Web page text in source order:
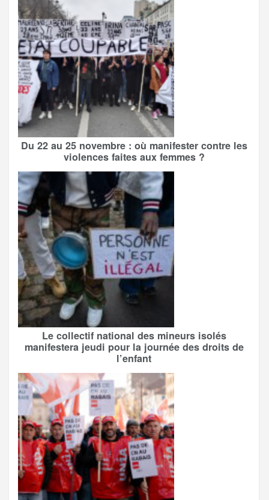
Du 22 au 25 novembre : où manifester contre les
violences faites aux femmes ?
Le collectif national des mineurs isolés
manifestera jeudi pour la journée des droits de
l’enfant